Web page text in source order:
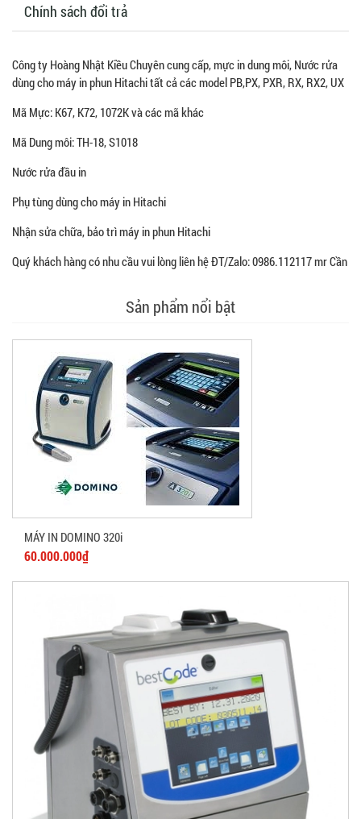
Chính sách đổi trả
Công ty Hoàng Nhật Kiều Chuyên cung cấp, mực in dung môi, Nước rửa
dùng cho máy in phun Hitachi tất cả các model PB,PX, PXR, RX, RX2, UX
Mã Mực: K67, K72, 1072K và các mã khác
Mã Dung môi: TH-18, S1018
Nước rửa đầu in
Phụ tùng dùng cho máy in Hitachi
Nhận sửa chữa, bảo trì máy in phun Hitachi
Quý khách hàng có nhu cầu vui lòng liên hệ ĐT/Zalo: 0986.112117 mr Cần
Sản phẩm nổi bật
MÁY IN DOMINO 320i
60.000.000₫